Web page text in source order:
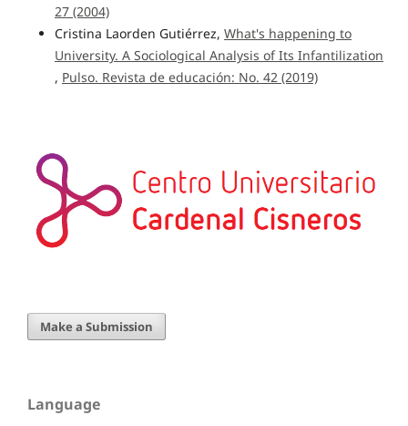
27 (2004)
Cristina Laorden Gutiérrez, What's happening to
University. A Sociological Analysis of Its Infantilization
, Pulso. Revista de educación: No. 42 (2019)
Make a Submission
Language